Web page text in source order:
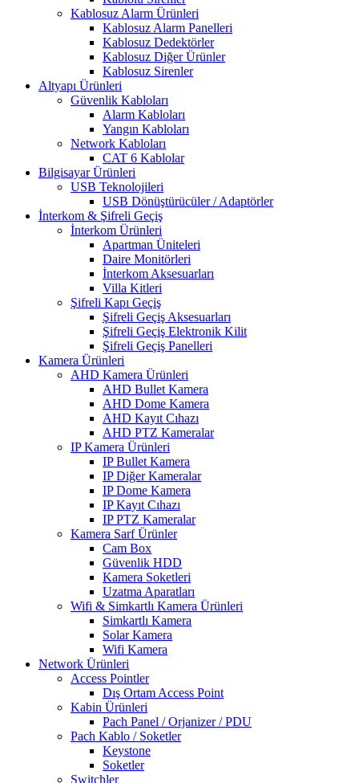
Kablosuz Alarm Ürünleri
Kablosuz Alarm Panelleri
Kablosuz Dedektörler
Kablosuz Diğer Ürünler
Kablosuz Sirenler
Altyapı Ürünleri
Güvenlik Kabloları
Alarm Kabloları
Yangın Kabloları
Network Kabloları
CAT 6 Kablolar
Bilgisayar Ürünleri
USB Teknolojileri
USB Dönüştürücüler / Adaptörler
İnterkom & Şifreli Geçiş
İnterkom Ürünleri
Apartman Üniteleri
Daire Monitörleri
İnterkom Aksesuarları
Villa Kitleri
Şifreli Kapı Geçiş
Şifreli Geçiş Aksesuarları
Şifreli Geçiş Elektronik Kilit
Şifreli Geçiş Panelleri
Kamera Ürünleri
AHD Kamera Ürünleri
AHD Bullet Kamera
AHD Dome Kamera
AHD Kayıt Cıhazı
AHD PTZ Kameralar
IP Kamera Ürünleri
IP Bullet Kamera
IP Diğer Kameralar
IP Dome Kamera
IP Kayıt Cıhazı
IP PTZ Kameralar
Kamera Sarf Ürünler
Cam Box
Güvenlik HDD
Kamera Soketleri
Uzatma Aparatları
Wifi & Simkartlı Kamera Ürünleri
Simkartlı Kamera
Solar Kamera
Wifi Kamera
Network Ürünleri
Access Pointler
Dış Ortam Access Point
Kabin Ürünleri
Pach Panel / Orjanizer / PDU
Pach Kablo / Soketler
Keystone
Soketler
Switchler